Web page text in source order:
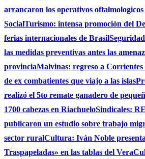
arrancaron los operativos
SocialTurismo: intensa promoción del
ferias internacionales de Brasil
las medidas preventivas antes las
provinciaMalvinas: regreso a Corrientes
de ex combatientes que viajo a las islas
realizó el 5to remate ganadero de
1700 cabezas en RiachueloSindicales:
publicaron un estudio sobre trabajo
sector ruralCultura: Iván Noble
Traspapeladas» en las tablas del Vera